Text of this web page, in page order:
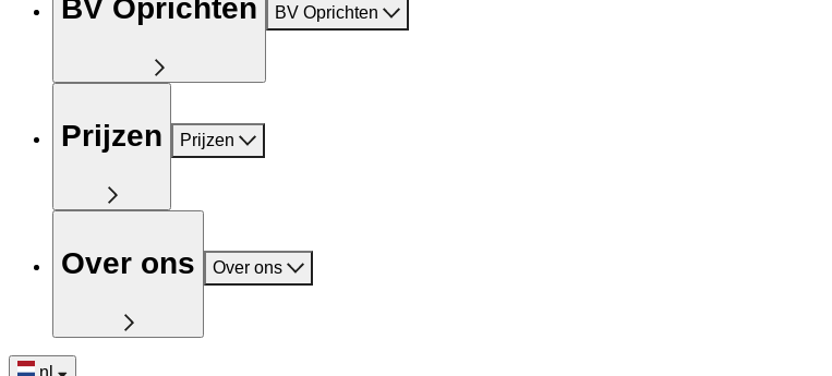
BV Oprichten BV Oprichten
Prijzen Prijzen
Over ons Over ons
nl